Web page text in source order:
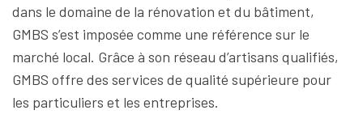
dans le domaine de la rénovation et du bâtiment,
GMBS s’est imposée comme une référence sur le
marché local. Grâce à son réseau d’artisans qualifiés,
GMBS offre des services de qualité supérieure pour
les particuliers et les entreprises.